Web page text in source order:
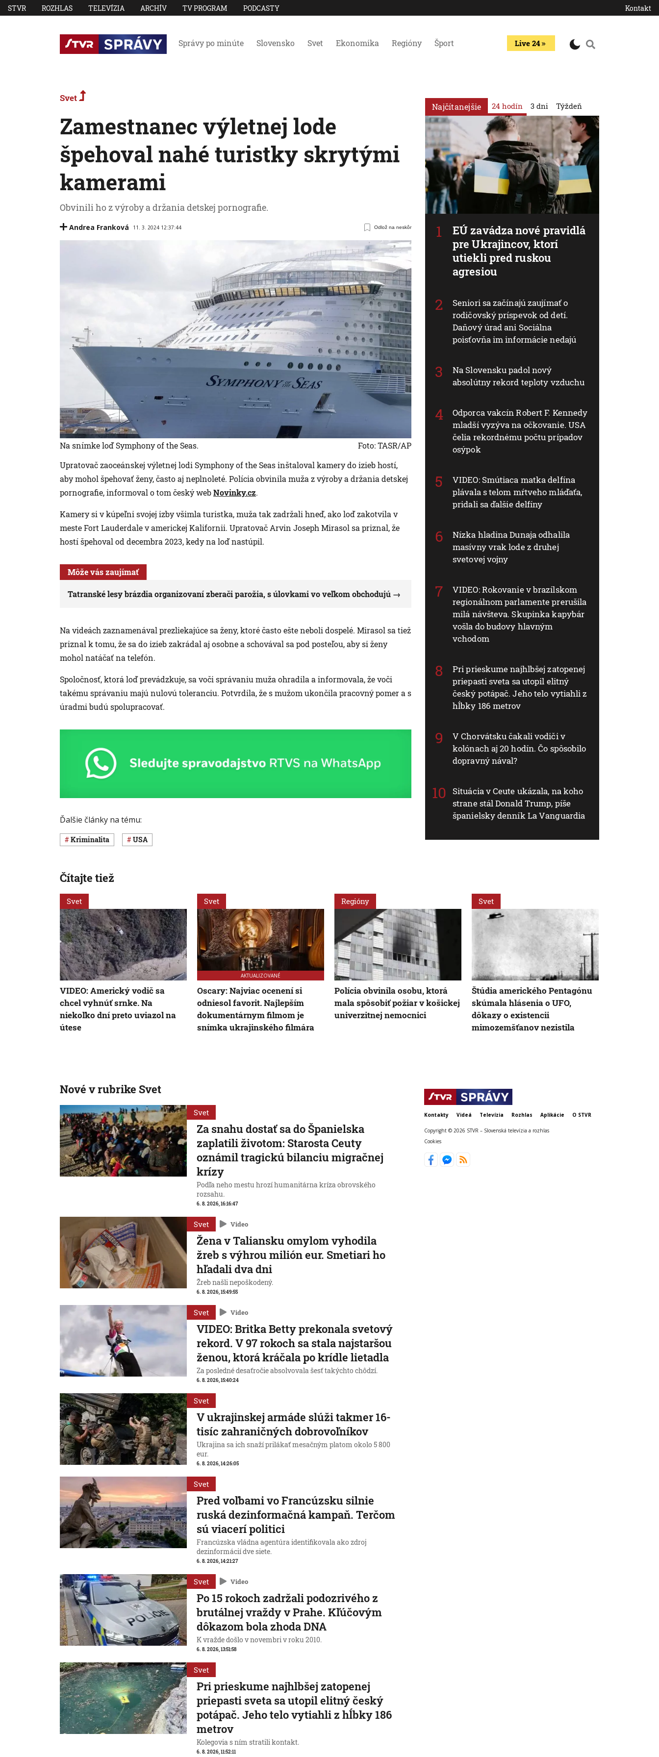
STVR ROZHLAS TELEVÍZIA ARCHÍV TV PROGRAM PODCASTY Kontakt
Správy po minúte Slovensko Svet Ekonomika Regióny Šport Live 24
Svet
Zamestnanec výletnej lode
špehoval nahé turistky skrytými
kamerami
Obvinili ho z výroby a držania detskej pornografie.
Andrea Franková 11. 3. 2024 12:37:44 Odlož na neskôr
Na snímke loď Symphony of the Seas.
Foto: TASR/AP
Upratovač zaoceánskej výletnej lodi Symphony of the Seas inštaloval kamery do izieb hostí,
aby mohol špehovať ženy, často aj neplnoleté. Polícia obvinila muža z výroby a držania detskej
pornografie, informoval o tom český webNovinky.cz.
Kamery si v kúpeľni svojej izby všimla turistka, muža tak zadržali hneď, ako loď zakotvila v
meste Fort Lauderdale v americkej Kalifornii. Upratovač Arvin Joseph Mirasol sa priznal, že
hostí špehoval od decembra 2023, kedy na loď nastúpil.
Môže vás zaujímať
Tatranské lesy brázdia organizovaní zberači parožia, s úlovkami vo veľkom obchodujú
Na videách zaznamenával prezliekajúce sa ženy, ktoré často ešte neboli dospelé. Mirasol sa tiež
priznal k tomu, že sa do izieb zakrádal aj osobne a schovával sa pod posteľou, aby si ženy
mohol natáčať na telefón.
Spoločnosť, ktorá loď prevádzkuje, sa voči správaniu muža ohradila a informovala, že voči
takému správaniu majú nulovú toleranciu. Potvrdila, že s mužom ukončila pracovný pomer a s
úradmi budú spolupracovať.
Ďalšie články na tému:
Kriminalita USA
Najčítanejšie 24 hodín
EÚ zavádza nové pravidlá
pre Ukrajincov, ktorí
utiekli pred ruskou
agresiou
Seniori sa začínajú zaujímať o
rodičovský príspevok od detí.
Daňový úrad ani Sociálna
poisťovňa im informácie nedajú
Na Slovensku padol nový
absolútny rekord teploty vzduchu
Odporca vakcín Robert F. Kennedy
mladší vyzýva na očkovanie. USA
čelia rekordnému počtu prípadov
osýpok
VIDEO: Smútiaca matka delfína
plávala s telom mŕtveho mláďaťa,
pridali sa ďalšie delfíny
Nízka hladina Dunaja odhalila
masívny vrak lode z druhej
svetovej vojny
VIDEO: Rokovanie v brazílskom
regionálnom parlamente prerušila
milá návšteva. Skupinka kapybár
vošla do budovy hlavným
vchodom
Pri prieskume najhlbšej zatopenej
priepasti sveta sa utopil elitný
český potápač. Jeho telo vytiahli z
hĺbky 186 metrov
V Chorvátsku čakali vodiči v
kolónach aj 20 hodín. Čo spôsobilo
dopravný nával?
Situácia v Ceute ukázala, na koho
strane stál Donald Trump, píše
španielsky denník La Vanguardia
3 dni Týždeň
Čítajte tiež
Svet
VIDEO: Americký vodič sa
chcel vyhnúť srnke. Na
niekoľko dní preto uviazol na
útese
Svet
AKTUALIZOVANÉ
Oscary: Najviac ocenení si
odniesol favorit. Najlepším
dokumentárnym filmom je
snímka ukrajinského filmára
Regióny
Polícia obvinila osobu, ktorá
mala spôsobiť požiar v košickej
univerzitnej nemocnici
Svet
Štúdia amerického Pentagónu
skúmala hlásenia o UFO,
dôkazy o existencii
mimozemšťanov nezistila
Nové v rubrike Svet
Svet
Za snahu dostať sa do Španielska
zaplatili životom: Starosta Ceuty
oznámil tragickú bilanciu migračnej
krízy
Podľa neho mestu hrozí humanitárna kríza obrovského
rozsahu.
6. 8. 2026, 16:16:47
Svet Video
Žena v Taliansku omylom vyhodila
žreb s výhrou milión eur. Smetiari ho
hľadali dva dni
Žreb našli nepoškodený.
6. 8. 2026, 15:49:55
Svet Video
VIDEO: Britka Betty prekonala svetový
rekord. V 97 rokoch sa stala najstaršou
ženou, ktorá kráčala po krídle lietadla
Za posledné desaťročie absolvovala šesť takýchto chôdzí.
6. 8. 2026, 15:40:24
Svet
V ukrajinskej armáde slúži takmer 16-
tisíc zahraničných dobrovoľníkov
Ukrajina sa ich snaží prilákať mesačným platom okolo 5 800
eur.
6. 8. 2026, 14:26:05
Svet
Pred voľbami vo Francúzsku silnie
ruská dezinformačná kampaň. Terčom
sú viacerí politici
Francúzska vládna agentúra identifikovala ako zdroj
dezinformácií dve siete.
6. 8. 2026, 14:21:27
Svet Video
Po 15 rokoch zadržali podozrivého z
brutálnej vraždy v Prahe. Kľúčovým
dôkazom bola zhoda DNA
K vražde došlo v novembri v roku 2010.
6. 8. 2026, 13:51:58
Svet
Pri prieskume najhlbšej zatopenej
priepasti sveta sa utopil elitný český
potápač. Jeho telo vytiahli z hĺbky 186
metrov
Kolegovia s ním stratili kontakt.
6. 8. 2026, 11:52:11
Kontakty Videá Televízia Rozhlas Aplikácie O STVR
Copyright © 2026 STVR – Slovenská televízia a rozhlas
Cookies